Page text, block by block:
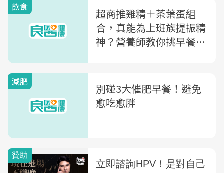
飲食
超商推雞精＋茶葉蛋組
合，真能為上班族提振精
神？營養師教你挑早餐4
減肥
別碰3大催肥早餐！避免
愈吃愈胖